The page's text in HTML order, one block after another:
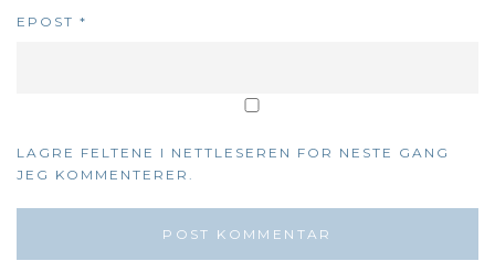
EPOST *
LAGRE FELTENE I NETTLESEREN FOR NESTE GANG
JEG KOMMENTERER.